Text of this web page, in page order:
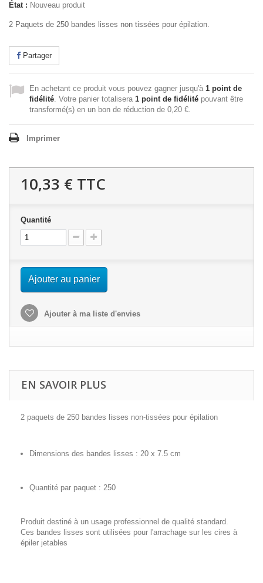
État : Nouveau produit
2 Paquets de 250 bandes lisses non tissées pour épilation.
Partager
En achetant ce produit vous pouvez gagner jusqu'à 1 point de
fidélité. Votre panier totalisera 1 point de fidélité pouvant être
transformé(s) en un bon de réduction de 0,20 €.
Imprimer
10,33 € TTC
Quantité
Ajouter au panier
Ajouter à ma liste d'envies
EN SAVOIR PLUS
2 paquets de 250 bandes lisses non-tissées pour épilation
Dimensions des bandes lisses : 20 x 7.5 cm
Quantité par paquet : 250
Produit destiné à un usage professionnel de qualité standard.
Ces bandes lisses sont utilisées pour l'arrachage sur les cires à
épiler jetables